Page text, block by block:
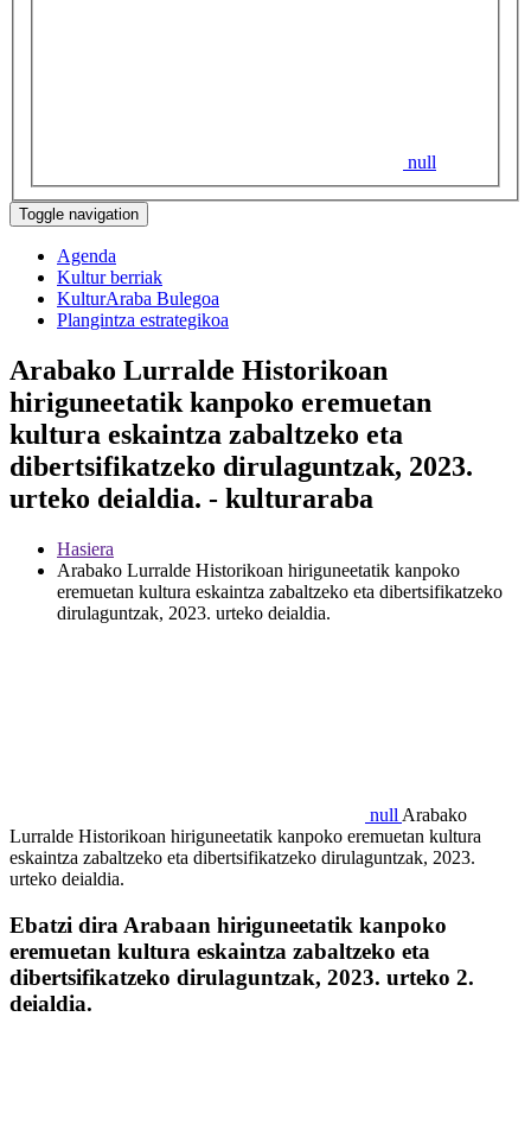
null
Toggle navigation
Agenda
Kultur berriak
KulturAraba Bulegoa
Plangintza estrategikoa
Arabako Lurralde Historikoan
hiriguneetatik kanpoko eremuetan
kultura eskaintza zabaltzeko eta
dibertsifikatzeko dirulaguntzak, 2023.
urteko deialdia. - kulturaraba
Hasiera
Arabako Lurralde Historikoan hiriguneetatik kanpoko
eremuetan kultura eskaintza zabaltzeko eta dibertsifikatzeko
dirulaguntzak, 2023. urteko deialdia.
null Arabako
Lurralde Historikoan hiriguneetatik kanpoko eremuetan kultura
eskaintza zabaltzeko eta dibertsifikatzeko dirulaguntzak, 2023.
urteko deialdia.
Ebatzi dira Arabaan hiriguneetatik kanpoko
eremuetan kultura eskaintza zabaltzeko eta
dibertsifikatzeko dirulaguntzak, 2023. urteko 2.
deialdia.